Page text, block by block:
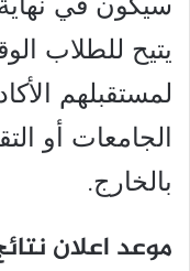
يتيح للطلاب
لمستقبلهم
الجامعات أو
بالخارج.
موعد اعلان نتائج